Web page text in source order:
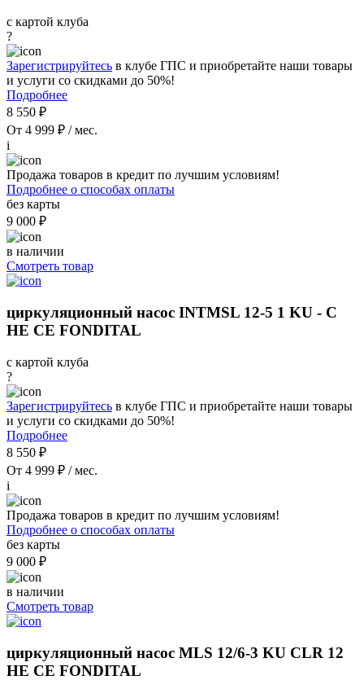
с картой клуба
?
Зарегистрируйтесь в клубе ГПС и приобретайте наши товары
и услуги со скидками до 50%!
Подробнее
8 550 ₽
От 4 999 ₽ / мес.
i
Продажа товаров в кредит по лучшим условиям!
Подробнее о способах оплаты
без карты
9 000 ₽
в наличии
Смотреть товар
циркуляционный насос INTMSL 12-5 1 KU - C
НЕ CE FONDITAL
с картой клуба
?
Зарегистрируйтесь в клубе ГПС и приобретайте наши товары
и услуги со скидками до 50%!
Подробнее
8 550 ₽
От 4 999 ₽ / мес.
i
Продажа товаров в кредит по лучшим условиям!
Подробнее о способах оплаты
без карты
9 000 ₽
в наличии
Смотреть товар
циркуляционный насос MLS 12/6-3 KU CLR 12
НЕ CE FONDITAL